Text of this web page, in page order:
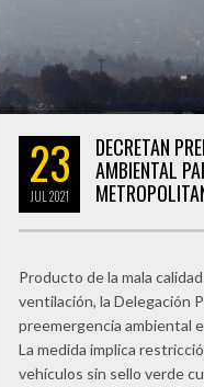
23
JUL 2021
DECRETAN
AMBIENTAL
Producto de la mala
ventilación, la Delegación
preemergencia ambiental
La medida implica
vehículos sin sello verde